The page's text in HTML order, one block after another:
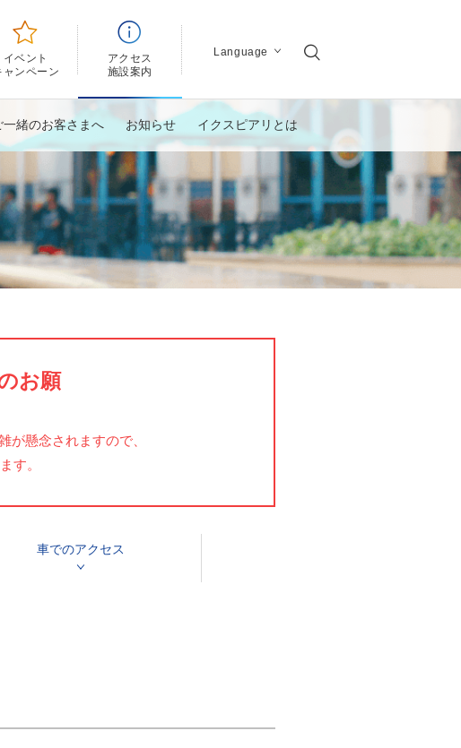
イベント
ャンペーン
アクセス
施設案内
Language
一緒のお客さまへ お知らせ イクスピアリとは
お願
が懸念されますので、
す。
車でのアクセス